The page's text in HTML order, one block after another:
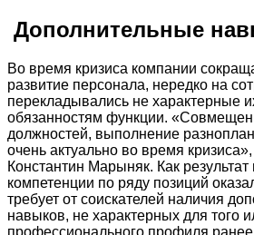
Дополнительные
Во время кризиса компании
развитие персонала, нередко на
перекладывались не характерные
обязанностям функции.
должностей, выполнение
очень актуально во время
Константин Марыняк. Как результат
компетенции по ряду позиций
требует от соискателей наличия
навыков, не характерных для того